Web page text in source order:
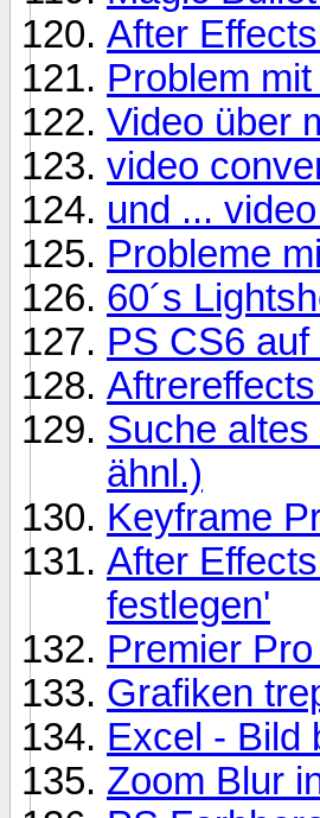
After
Problem
Video über
video
und ...
Probleme
60´s
PS CS6
Suche
ähnl.)
Keyframe
After
festlegen'
Premier
Grafiken
Excel - Bild
Zoom Blur